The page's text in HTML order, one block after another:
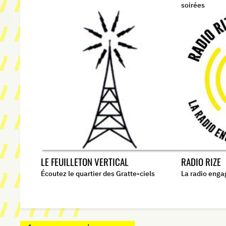
soirées
LE FEUILLETON VERTICAL
Écoutez le quartier des Gratte-ciels
RADIO RIZE
La radio